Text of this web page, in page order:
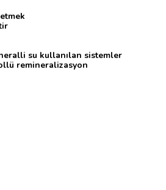
su kullanılan sistemler
remineralizasyon